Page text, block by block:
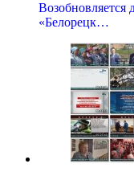
Возобновляется
«Белорецк…